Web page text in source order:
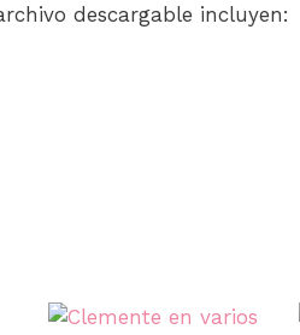
descargable incluyen: